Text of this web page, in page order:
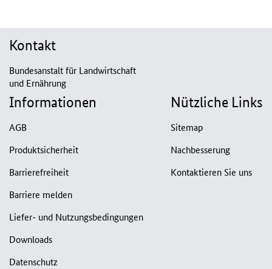
Kontakt
Bundesanstalt für Landwirtschaft
und Ernährung
Informationen
AGB
Produktsicherheit
Barrierefreiheit
Barriere melden
Liefer- und Nutzungsbedingungen
Downloads
Datenschutz
Nützliche Links
Sitemap
Nachbesserung
Kontaktieren Sie uns